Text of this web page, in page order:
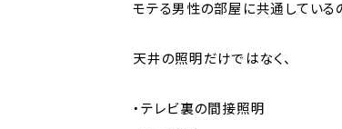
モテる男性の部屋に共通している
天井の照明だけではなく、
・テレビ裏の間接照明